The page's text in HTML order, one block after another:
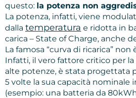
questo: la potenza non
La potenza, infatti, viene
dalla temperatura e ridotta in
carica – State of Charge, anche
La famosa “curva di ricarica”
Infatti, il vero fattore critico per
alte potenze, è stata progettata
5 volte la sua capacità nominale
(esempio: una batteria da